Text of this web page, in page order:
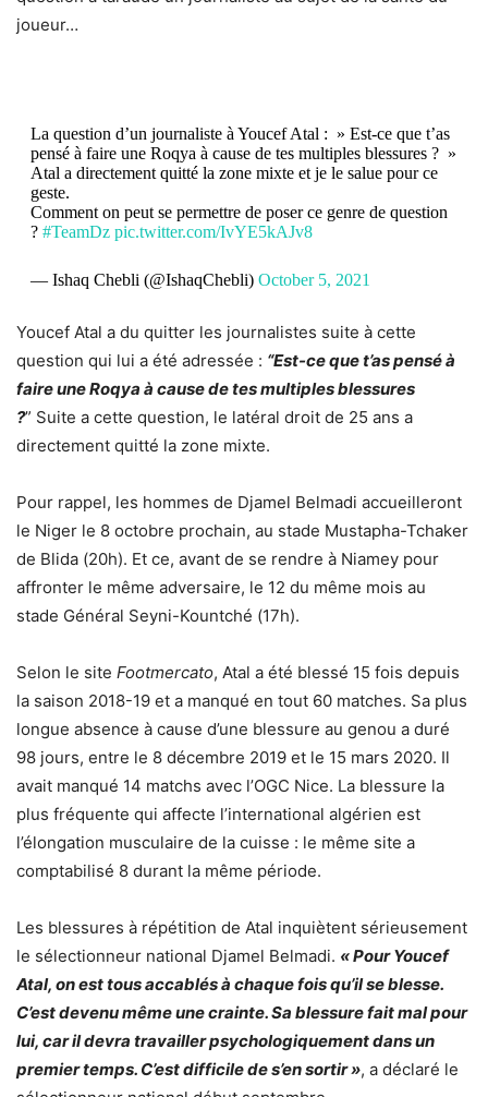
joueur…
La question d’un journaliste à Youcef Atal : » Est-ce que t’as
pensé à faire une Roqya à cause de tes multiples blessures ? »
Atal a directement quitté la zone mixte et je le salue pour ce
geste.
Comment on peut se permettre de poser ce genre de question
? #TeamDz pic.twitter.com/IvYE5kAJv8
— Ishaq Chebli (@IshaqChebli) October 5, 2021
Youcef Atal a du quitter les journalistes suite à cette
question qui lui a été adressée : “Est-ce que t’as pensé à
faire une Roqya à cause de tes multiples blessures
?” Suite a cette question, le latéral droit de 25 ans a
directement quitté la zone mixte.
Pour rappel, les hommes de Djamel Belmadi accueilleront
le Niger le 8 octobre prochain, au stade Mustapha-Tchaker
de Blida (20h). Et ce, avant de se rendre à Niamey pour
affronter le même adversaire, le 12 du même mois au
stade Général Seyni-Kountché (17h).
Selon le site Footmercato, Atal a été blessé 15 fois depuis
la saison 2018-19 et a manqué en tout 60 matches. Sa plus
longue absence à cause d’une blessure au genou a duré
98 jours, entre le 8 décembre 2019 et le 15 mars 2020. Il
avait manqué 14 matchs avec l’OGC Nice. La blessure la
plus fréquente qui affecte l’international algérien est
l’élongation musculaire de la cuisse : le même site a
comptabilisé 8 durant la même période.
Les blessures à répétition de Atal inquiètent sérieusement
le sélectionneur national Djamel Belmadi. « Pour Youcef
Atal, on est tous accablés à chaque fois qu’il se blesse.
C’est devenu même une crainte. Sa blessure fait mal pour
lui, car il devra travailler psychologiquement dans un
premier temps. C’est difficile de s’en sortir », a déclaré le